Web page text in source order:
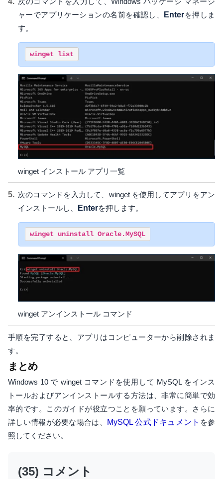
ャーでアプリケーションの名前を確認し、
Enterを押しま
す。
winget list
winget インストール アプリ一覧
次のコマンドを入力して、winget を使用してアプリをアン
インストールし、
Enterを押します。
winget uninstall Oracle.MySQL
winget アンインストール コマンド
手順を完了すると、アプリはコンピューターから削除されま
す。
まとめ
Windows 10 で winget コマンドを使用して MySQL をインス
トールおよびアンインストールする方法は、非常に簡単で効
率的です。このガイドが役立つことを願っています。さらに
詳しい情報が必要な場合は、
MySQL 公式ドキュメント を参
照してください。
(35) コメント